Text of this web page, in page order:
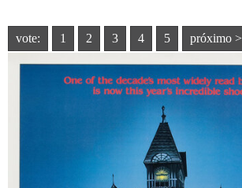
vote: 1 2 3 4 5 próximo >